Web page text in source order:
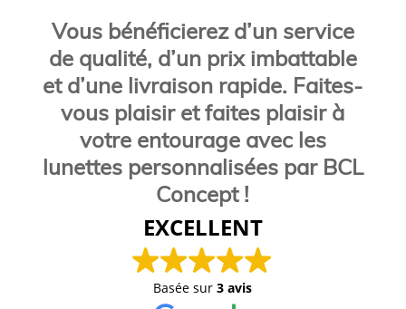
Vous bénéficierez d’un service
de qualité, d’un prix imbattable
et d’une livraison rapide. Faites-
vous plaisir et faites plaisir à
votre entourage avec les
lunettes personnalisées par BCL
Concept !
EXCELLENT
Basée sur3 avis